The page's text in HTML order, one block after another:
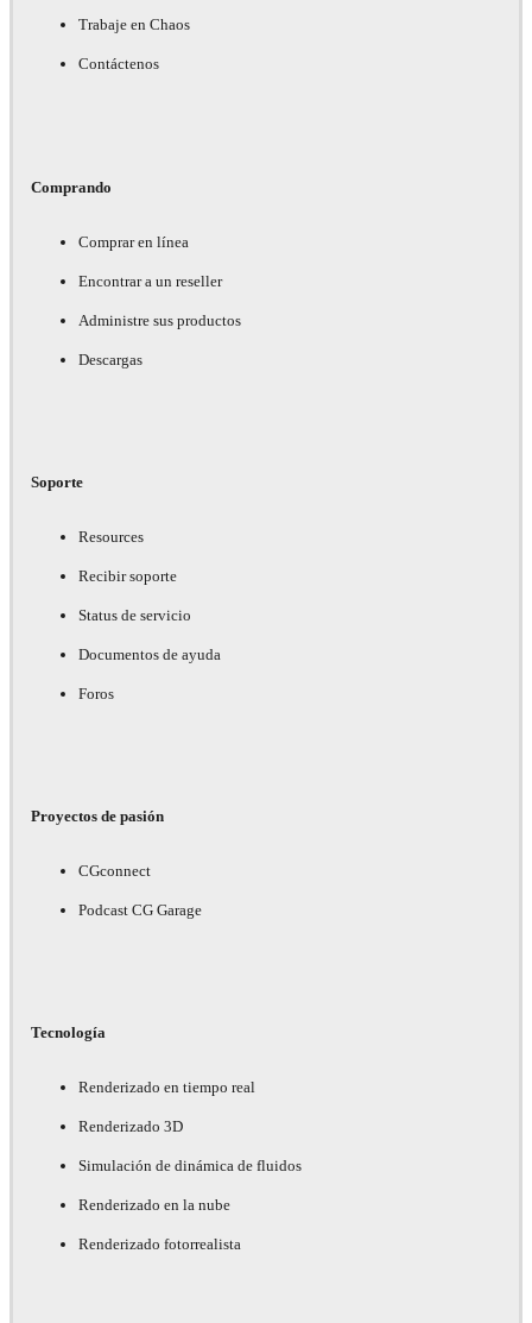
Trabaje en Chaos
Contáctenos
Comprando
Comprar en línea
Encontrar a un reseller
Administre sus productos
Descargas
Soporte
Resources
Recibir soporte
Status de servicio
Documentos de ayuda
Foros
Proyectos de pasión
CGconnect
Podcast CG Garage
Tecnología
Renderizado en tiempo real
Renderizado 3D
Simulación de dinámica de fluidos
Renderizado en la nube
Renderizado fotorrealista